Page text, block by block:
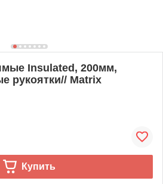
Insulated, 200мм,
рукоятки// Matrix
Купить